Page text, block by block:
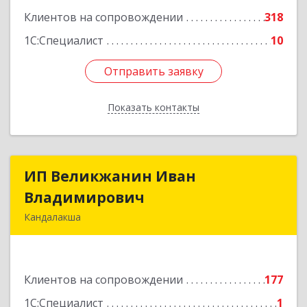
Клиентов на сопровождении
318
1С:Специалист
10
Отправить заявку
Показать контакты
Отправить заявку
Назад
ИП Великжанин Иван
Владимирович
Кандалакша
Клиентов на сопровождении
177
1С:Специалист
1
ИП Великжанин Иван
Подробнее